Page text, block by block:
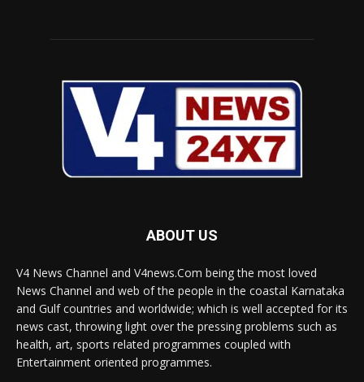
ABOUT US
V4 News Channel and V4news.Com being the most loved
News Channel and web of the people in the coastal Karnataka
and Gulf countries and worldwide; which is well accepted for its
news cast, throwing light over the pressing problems such as
health, art, sports related programmes coupled with
Entertainment oriented programmes.